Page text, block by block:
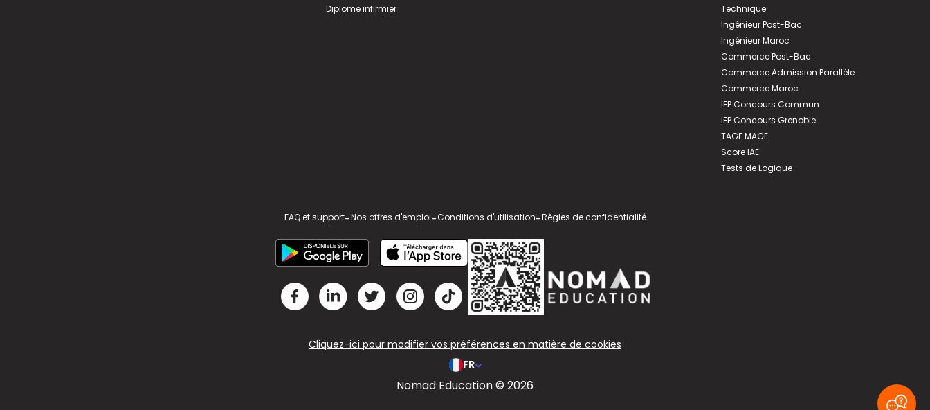
Diplome infirmier
Technique
Ingénieur Post-Bac
Ingénieur Maroc
Commerce Post-Bac
Commerce Admission Parallèle
Commerce Maroc
IEP Concours Commun
IEP Concours Grenoble
TAGE MAGE
Score IAE
Tests de Logique
FAQ et support-Nos offres d'emploi-Conditions d'utilisation-Règles de confidentialité
Cliquez-ici pour modifier vos préférences en matière de cookies
FR
Nomad Education © 2026